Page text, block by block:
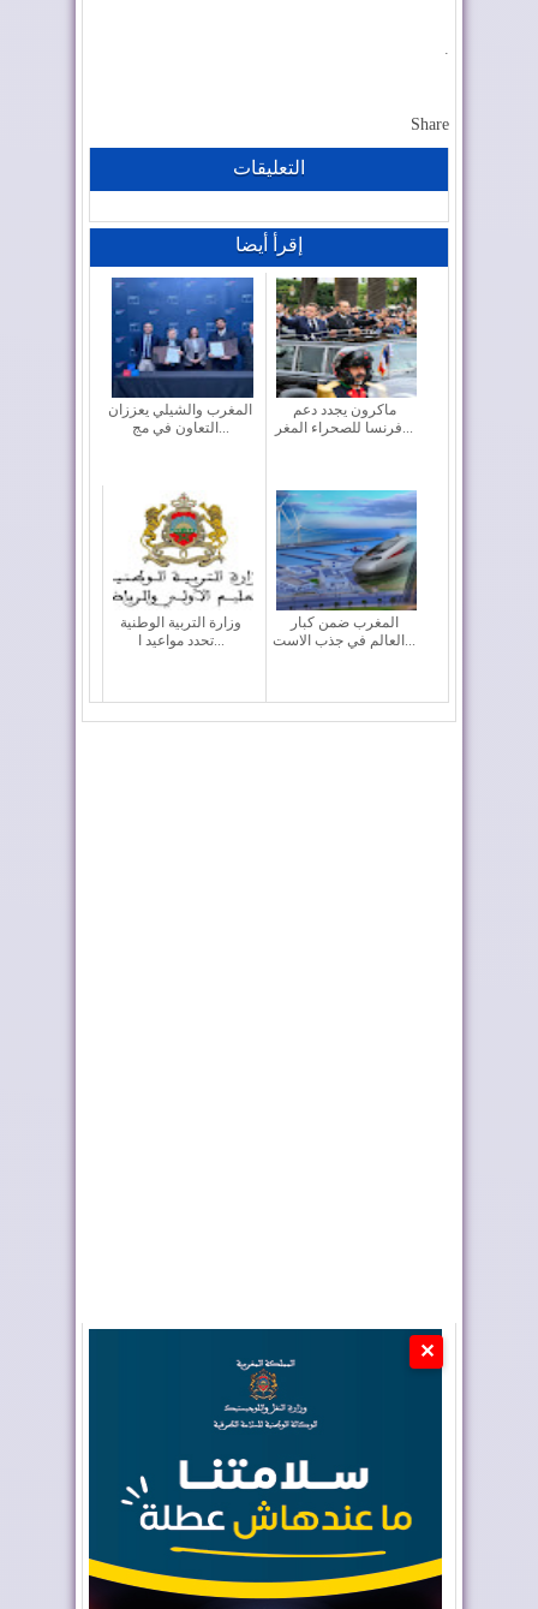
.
Share
التعليقات
إقرأ أيضا
المغرب والشيلي يعززان
التعاون في مج...
ماكرون يجدد دعم
فرنسا للصحراء المغر...
وزارة التربية الوطنية
تحدد مواعيد ا...
المغرب ضمن كبار
العالم في جذب الاست...
✕